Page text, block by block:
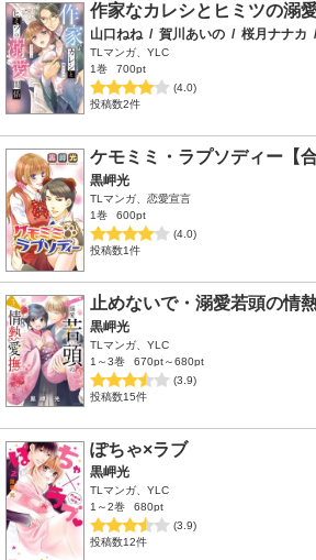
作家なカレシとヒミツの溺
山口ねね / 賀川あいの / 桜月ナナカ /
TLマンガ、YLC
1巻
700pt
(4.0)
投稿数2件
ケモミミ・ラプソディー【
黒岬光
TLマンガ、恋愛宣言
1巻
600pt
(4.0)
投稿数1件
止めないで・溺愛若頭の情
黒岬光
TLマンガ、YLC
1～3巻
670pt～680pt
(3.9)
投稿数15件
ぽちゃ×ラブ
黒岬光
TLマンガ、YLC
1～2巻
680pt
(3.9)
投稿数12件